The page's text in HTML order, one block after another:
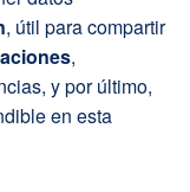
, útil para compartir
,
y por último,
en esta